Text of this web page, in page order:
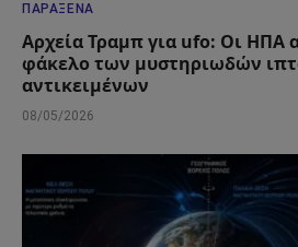
ΠΑΡΆΞΕΝΑ
Αρχεία Τραμπ για ufo: Οι ΗΠΑ
φάκελο των μυστηριωδών
αντικειμένων
08/05/2026